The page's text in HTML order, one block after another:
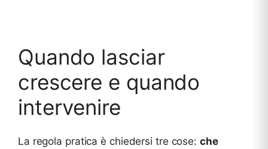
Quando lasciar
crescere e quando
intervenire
La regola pratica è chiedersi tre cose: che